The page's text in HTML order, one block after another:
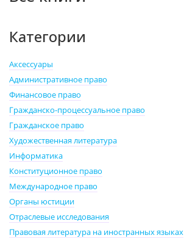
Категории
Аксессуары
Административное право
Финансовое право
Гражданско-процессуальное право
Гражданское право
Художественная литература
Информатика
Конституционное право
Международное право
Органы юстиции
Отраслевые исследования
Правовая литература на иностранных языках